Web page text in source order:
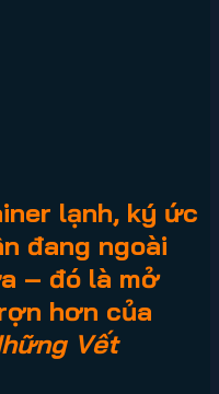
lạnh, ký ức
đang ngoài
– đó là mở
hơn của
Vết